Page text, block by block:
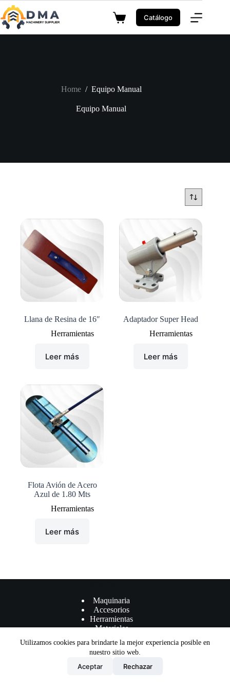
Skip
to
content
Utilizamos cookies para brindarte la mejor experiencia posible en
nuestro sitio web.
Aceptar Rechazar
Shopping Catálogo
Home / Equipo Manual
Equipo Manual
Llana de Resina de 16″
Herramientas
Leer más
Adaptador Super Head
Herramientas
Leer más
Flota Avión de Acero
Azul de 1.80 Mts
Herramientas
Leer más
Maquinaria
Accesorios
Herramientas
Materiales
Términos y Condiciones
Política de privacidad